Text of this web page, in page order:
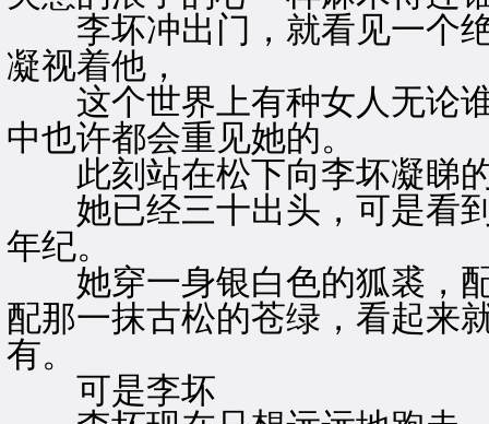
李坏冲出门，就看见一个绝
凝视着他，
这个世界上有种女人无论谁
中也许都会重见她的。
此刻站在松下向李坏凝睇的
她已经三十出头，可是看到
年纪。
她穿一身银白色的狐裘，配
配那一抹古松的苍绿，看起来
有。
可是李坏